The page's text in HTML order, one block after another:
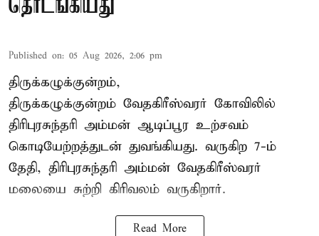
தொடங்கியது
Published on: 05 Aug 2026, 2:06 pm
திருக்கழுக்குன்றம்,
திருக்கழுக்குன்றம் வேதகிரீஸ்வரர் கோவிலில்
திரிபுரசுந்தரி அம்மன் ஆடிப்பூர உற்சவம்
கொடியேற்றத்துடன் துவங்கியது. வருகிற 7-ம்
தேதி, திரிபுரசுந்தரி அம்மன் வேதகிரீஸ்வரர்
மலையை சுற்றி கிரிவலம் வருகிறார்.
Read More